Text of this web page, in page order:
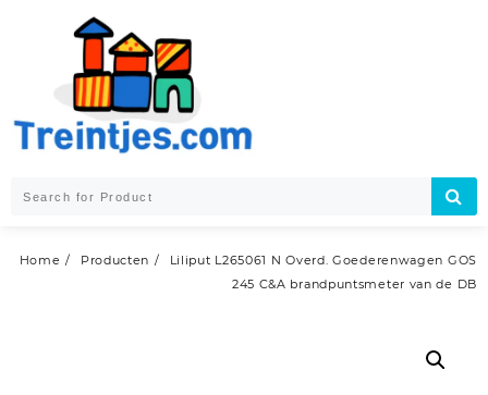
Home Producten
Liliput L265061 N Overd. Goederenwagen GOS
245 C&A brandpuntsmeter van de DB